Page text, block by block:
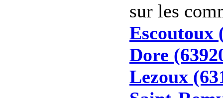
sur les
Escoutoux
Dore
Lezoux